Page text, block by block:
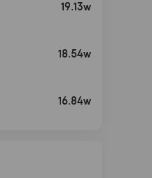
19.13w
18.54w
16.84w